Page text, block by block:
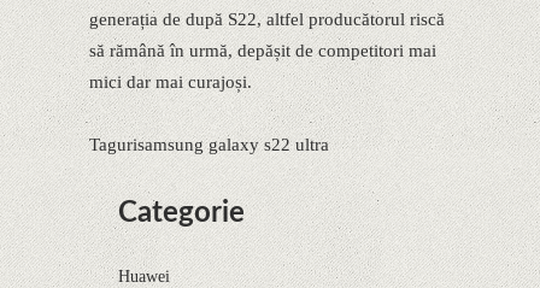
generația de după S22, altfel producătorul riscă
să rămână în urmă, depășit de competitori mai
mici dar mai curajoși.
Tagurisamsung galaxy s22 ultra
Categorie
Huawei